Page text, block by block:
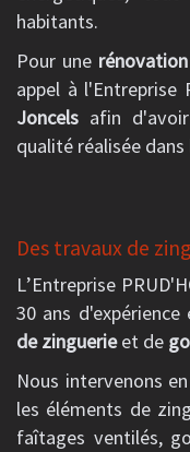
habitants.
Pour une rénovation
appel à l'Entreprise
Joncels afin
qualité réalisée
Des travaux de
L’Entreprise
30 ans
de zinguerieet de
Nous intervenons en
les éléments de
faîtages ventilés,